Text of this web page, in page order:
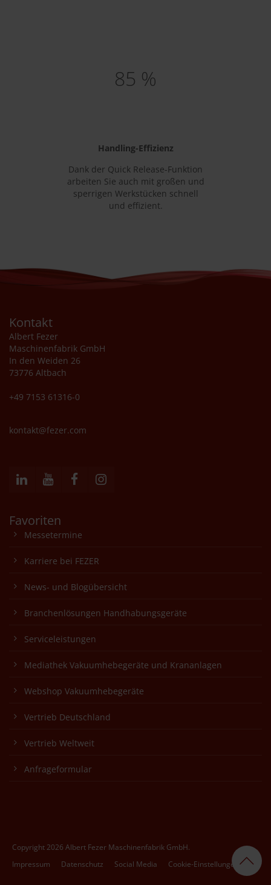
85 %
Handling-Effizienz
Dank der Quick Release-Funktion
arbeiten Sie auch mit großen und
sperrigen Werkstücken schnell
und effizient.
Kontakt
Albert Fezer
Maschinenfabrik GmbH
In den Weiden 26
73776 Altbach
+49 7153 61316-0
kontakt@fezer.com
Favoriten
Messetermine
Karriere bei FEZER
News- und Blogübersicht
Branchenlösungen Handhabungsgeräte
Serviceleistungen
Mediathek Vakuumhebegeräte und Krananlagen
Webshop Vakuumhebegeräte
Vertrieb Deutschland
Vertrieb Weltweit
Anfrageformular
Copyright 2026 Albert Fezer Maschinenfabrik GmbH.
Impressum
Datenschutz Social Media Cookie-Einstellungen